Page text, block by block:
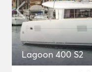
Lagoon 400 S2